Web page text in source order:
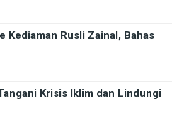
Kediaman Rusli Zainal, Bahas
Krisis Iklim dan Lindungi